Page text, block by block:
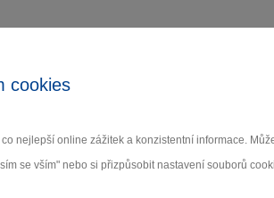
cookies
nejlepší online zážitek a konzistentní informace.
se vším" nebo si přizpůsobit nastavení souborů